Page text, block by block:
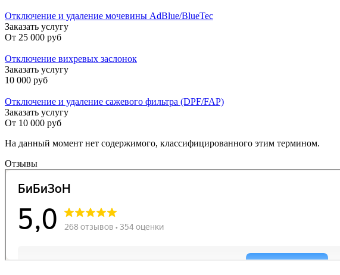
Отключение и удаление мочевины AdBlue/BlueTec
Заказать услугу
От 25 000 руб
Отключение вихревых заслонок
Заказать услугу
10 000 руб
Отключение и удаление сажевого фильтра (DPF/FAP)
Заказать услугу
От 10 000 руб
На данный момент нет содержимого, классифицированного этим термином.
Отзывы